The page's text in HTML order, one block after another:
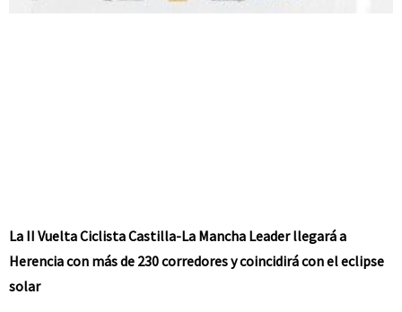
La II Vuelta Ciclista Castilla-La Mancha Leader llegará a
Herencia con más de 230 corredores y coincidirá con el eclipse
solar